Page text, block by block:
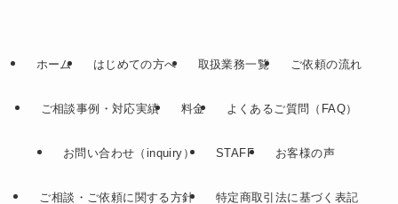
ホーム はじめての方へ 取扱業務一覧 ご依頼の流れ
ご相談事例・対応実績 料金 よくあるご質問（FAQ）
お問い合わせ（inquiry） STAFF お客様の声
ご相談・ご依頼に関する方針 特定商取引法に基づく表記